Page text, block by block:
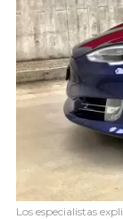
Los especialistas